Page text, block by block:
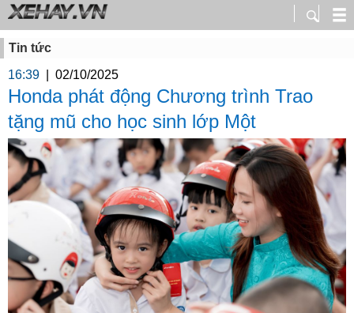
Tin tức
16:39
02/10/2025
Honda phát động Chương trình Trao
tặng mũ cho học sinh lớp Một